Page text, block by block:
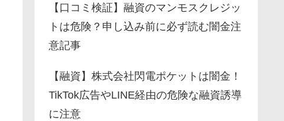
【口コミ検証】融資のマンモスクレジッ
トは危険？申し込み前に必ず読む闇金注
意記事
【融資】株式会社閃電ポケットは闇金！
TikTok広告やLINE経由の危険な融資誘導
に注意